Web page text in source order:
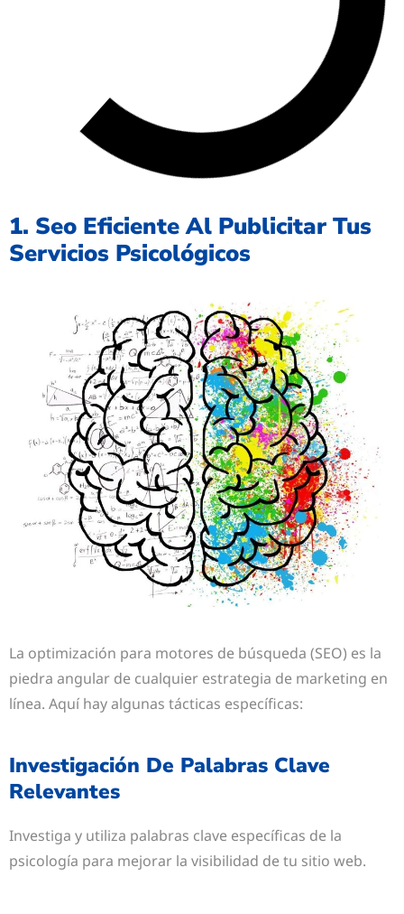
1. Seo Eficiente Al Publicitar Tus
Servicios Psicológicos
La optimización para motores de búsqueda (SEO) es la
piedra angular de cualquier estrategia de marketing en
línea. Aquí hay algunas tácticas específicas:
Investigación De Palabras Clave
Relevantes
Investiga y utiliza palabras clave específicas de la
psicología para mejorar la visibilidad de tu sitio web.